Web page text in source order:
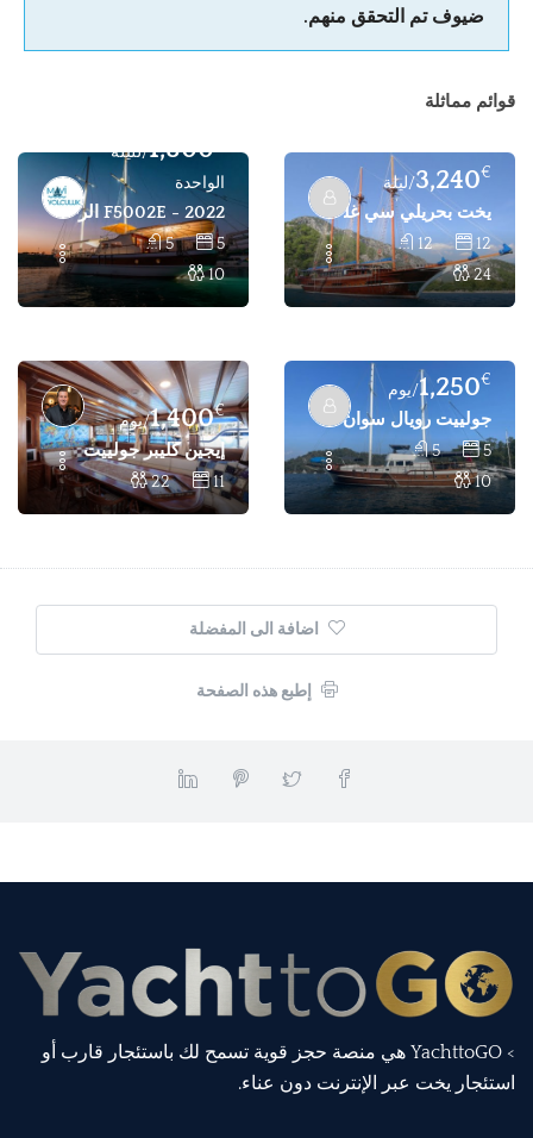
ضيوف تم التحقق منهم.
قوائم مماثلة
3,240€
/ليلة
يخت بحريلي سي غليت - 12 كابينة 24 باكس للتأجير - مرمريس، بودروم، فتحية
12
12
24
1,800/لليلة
الواحدة
F5002E - 2022 الرحلة البحرية الزرقاء في تركيا، فتحية
5
5
10
1,250€
/يوم
جولييت رويال سوان - 5 كابينة 10 أشخاص يخت للإيجار في غوتشيك، فتحية تركيا
5
5
10
1,400€
/يوم
إيجين كليبر جولييت - 11 كابينة 22 راكباً على متن جولييت فاخر للإيجار - بودروم، مرمريس، فتحية
11
22
اضافة الى المفضلة
إطبع هذه الصفحة
> YachttoGO هي منصة حجز قوية تسمح لك باستئجار قارب أو
استئجار يخت عبر الإنترنت دون عناء.